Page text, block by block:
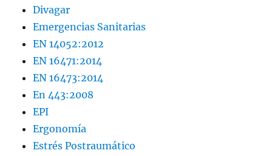
Divagar
Emergencias Sanitarias
EN 14052:2012
EN 16471:2014
EN 16473:2014
En 443:2008
EPI
Ergonomía
Estrés Postraumático